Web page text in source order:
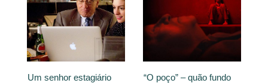
Um senhor estagiário
“O poço” – quão fundo